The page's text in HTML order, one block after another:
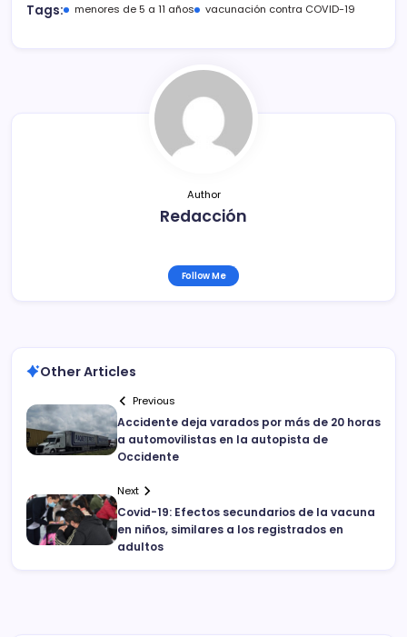
ar
tir
Tags: menores de 5 a 11 años vacunación contra COVID-19
Author
Redacción
Follow Me
Other Articles
Previous
Accidente deja varados por más de 20 horas
a automovilistas en la autopista de
Occidente
Next
Covid-19: Efectos secundarios de la vacuna
en niños, similares a los registrados en
adultos